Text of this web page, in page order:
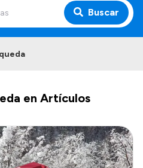
Buscar
en Artículos